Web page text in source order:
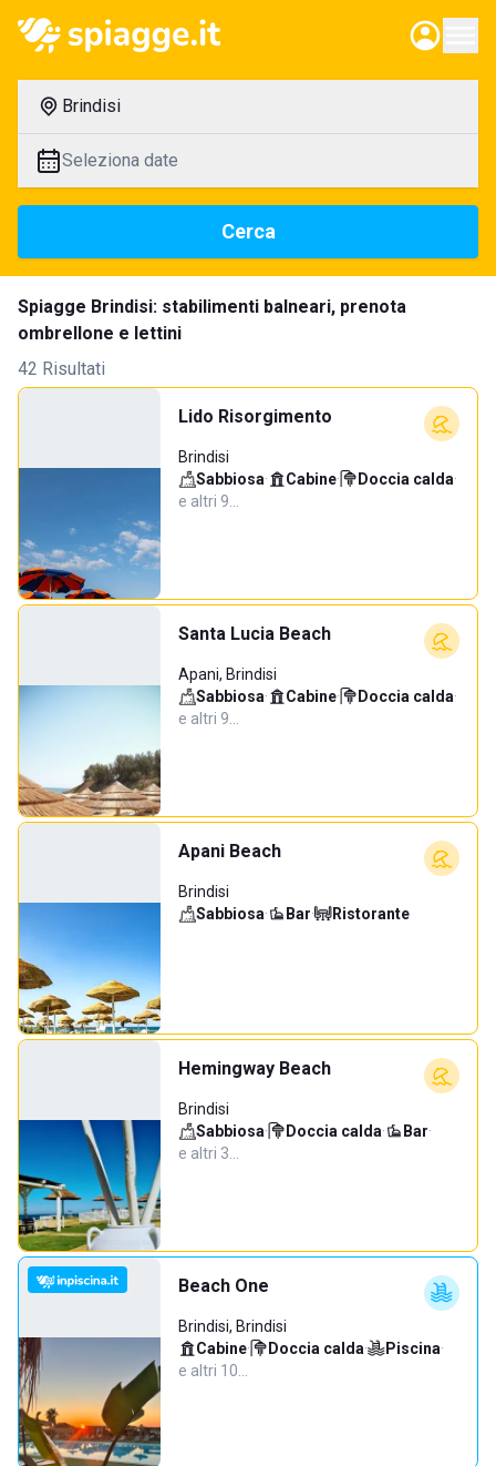
Brindisi
Seleziona date
Cerca
Spiagge Brindisi: stabilimenti balneari, prenota
ombrellone e lettini
42 Risultati
Lido Risorgimento
Brindisi
Sabbiosa· Cabine· Doccia calda·
e altri 9…
Santa Lucia Beach
Apani, Brindisi
Sabbiosa· Cabine· Doccia calda·
e altri 9…
Apani Beach
Brindisi
Sabbiosa· Bar· Ristorante
Hemingway Beach
Brindisi
Sabbiosa· Doccia calda· Bar·
e altri 3…
Beach One
Brindisi, Brindisi
Cabine· Doccia calda· Piscina·
e altri 10…